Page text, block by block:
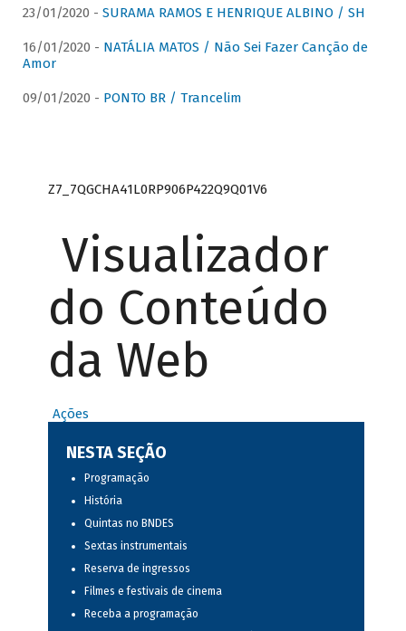
23/01/2020 - SURAMA RAMOS E HENRIQUE ALBINO / SH
16/01/2020 - NATÁLIA MATOS / Não Sei Fazer Canção de
Amor
09/01/2020 - PONTO BR / Trancelim
Z7_7QGCHA41L0RP906P422Q9Q01V6
Visualizador
do Conteúdo
da Web
Ações
NESTA SEÇÃO
Programação
História
Quintas no BNDES
Sextas instrumentais
Reserva de ingressos
Filmes e festivais de cinema
Receba a programação